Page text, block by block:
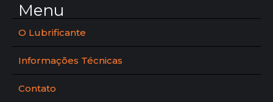
Menu
O Lubrificante
Informações Técnicas
Contato